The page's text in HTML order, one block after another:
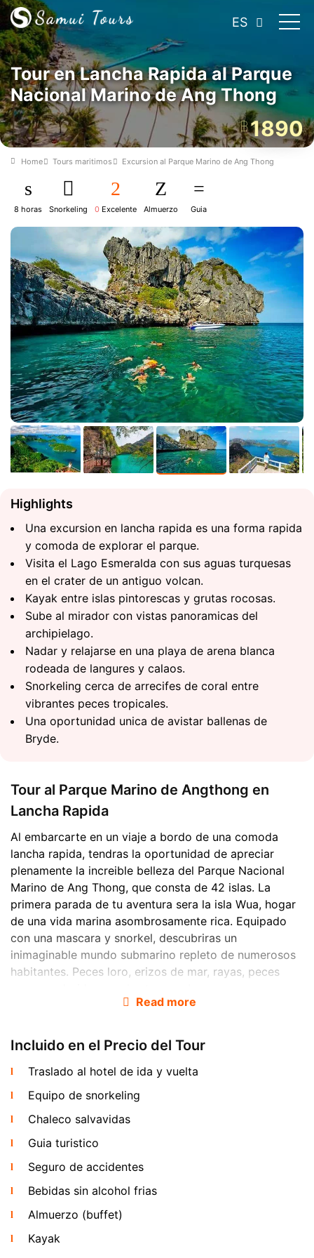
ES
Tour en Lancha Rapida al Parque
Nacional Marino de Ang Thong
฿1890
Home Tours maritimos Excursion al Parque Marino de Ang Thong
8 horas Snorkeling 0 Excelente Almuerzo Guia
Highlights
Una excursion en lancha rapida es una forma rapida
y comoda de explorar el parque.
Visita el Lago Esmeralda con sus aguas turquesas
en el crater de un antiguo volcan.
Kayak entre islas pintorescas y grutas rocosas.
Sube al mirador con vistas panoramicas del
archipielago.
Nadar y relajarse en una playa de arena blanca
rodeada de langures y calaos.
Snorkeling cerca de arrecifes de coral entre
vibrantes peces tropicales.
Una oportunidad unica de avistar ballenas de
Bryde.
Tour al Parque Marino de Angthong en
Lancha Rapida
Al embarcarte en un viaje a bordo de una comoda
lancha rapida, tendras la oportunidad de apreciar
plenamente la increible belleza del Parque Nacional
Marino de Ang Thong, que consta de 42 islas. La
primera parada de tu aventura sera la isla Wua, hogar
de una vida marina asombrosamente rica. Equipado
con una mascara y snorkel, descubriras un
inimaginable mundo submarino repleto de numerosos
habitantes. Peces loro, erizos de mar, rayas, peces
Laguna Esmeralda
La siguiente parada de tu aventura sera la isla Mae Ko,
que se traduce como "Isla Madre" en tailandes. La
formo las islas del Parque Nacional Marino de Ang
Thong. Hoy en dia, el volcan se considera extinto, y su
Read more
Incluido en el Precio del Tour
Traslado al hotel de ida y vuelta
Equipo de snorkeling
Chaleco salvavidas
Guia turistico
Seguro de accidentes
Bebidas sin alcohol frias
Almuerzo (buffet)
Kayak